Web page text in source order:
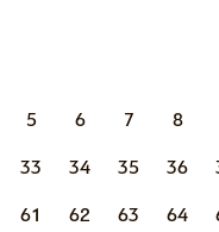
5 6 7 8
33 34 35 36
61 62 63 64